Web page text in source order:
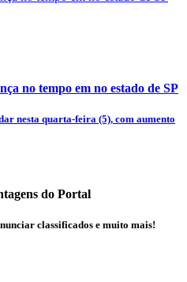
no tempo em no estado de SP
nesta quarta-feira (5), com aumento
do Portal
classificados e muito mais!